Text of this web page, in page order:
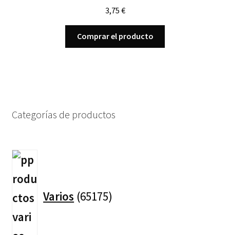
3,75 €
Comprar el producto
Categorías de productos
Varios 65175